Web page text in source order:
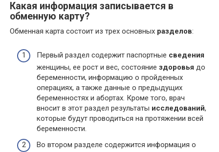
Какая информация записывается в
обменную карту?
Обменная карта состоит из трех основных разделов:
Первый раздел содержит паспортные сведения
женщины, ее рост и вес, состояние здоровья до
беременности, информацию о пройденных
операциях, а также данные о предыдущих
беременностях и абортах. Кроме того, врач
вносит в этот раздел результаты исследований,
которые будут проводиться на протяжении всей
беременности.
Во втором разделе содержится информация о